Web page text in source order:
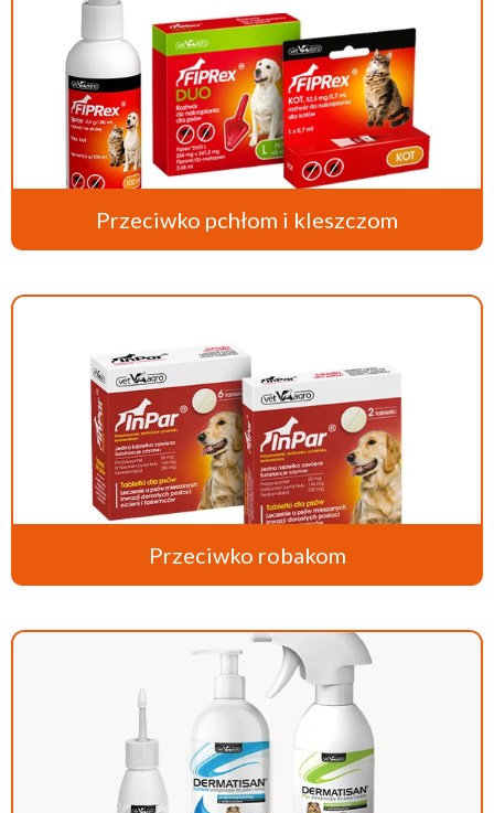
Przeciwko pchłom i kleszczom
Przeciwko robakom